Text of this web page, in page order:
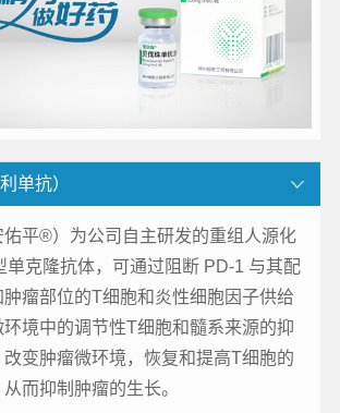
单抗）
平®）为公司自主研发的重组人源化
单克隆抗体，可通过阻断 PD-1 与其配
瘤部位的T细胞和炎性细胞因子供给
境中的调节性T细胞和髓系来源的抑
变肿瘤微环境，恢复和提高T细胞的
而抑制肿瘤的生长。